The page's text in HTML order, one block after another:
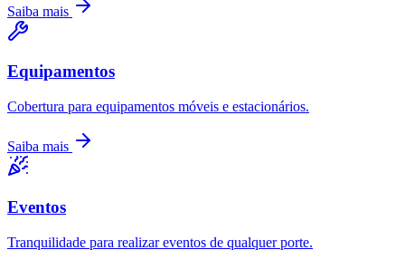
Saiba mais
Equipamentos
Cobertura para equipamentos móveis e estacionários.
Saiba mais
Eventos
Tranquilidade para realizar eventos de qualquer porte.